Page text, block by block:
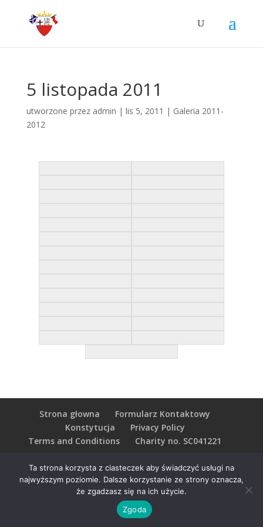
5 listopada 2011
utworzone przez admin | lis 5, 2011 | Galeria 2011-
2012
Strona głowna
Formularz Kontaktowy
Konstytucja
Privacy Policy
Terms and Conditions
Charity no. SC041221
Ta strona korzysta z ciasteczek aby świadczyć usługi na
najwyższym poziomie. Dalsze korzystanie ze strony oznacza,
że zgadzasz się na ich użycie.
Zgoda